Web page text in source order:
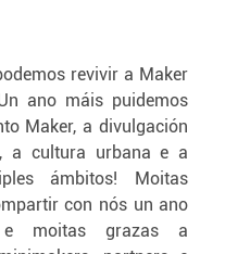
revivir a Maker
ano máis puidemos
Maker, a divulgación
a cultura urbana e a
ámbitos! Moitas
con nós un ano
moitas grazas a